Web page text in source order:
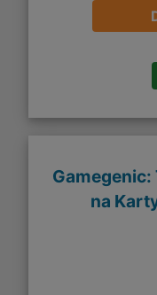
Gamegenic:
na